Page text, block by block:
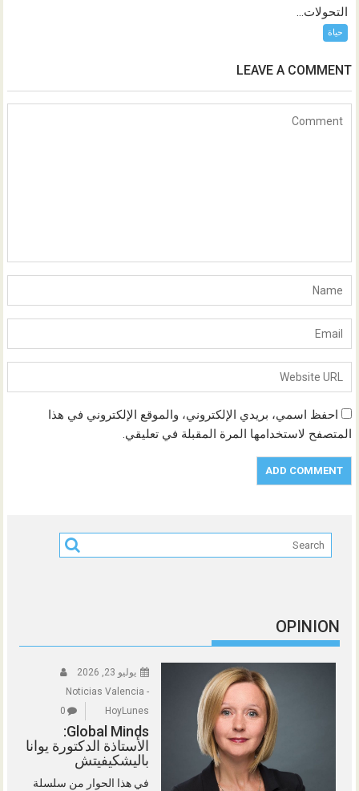
التحولات...
حياة
LEAVE A COMMENT
احفظ اسمي، بريدي الإلكتروني، والموقع الإلكتروني في هذا
المتصفح لاستخدامها المرة المقبلة في تعليقي.
OPINION
يوليو 23, 2026
Noticias Valencia -
HoyLunes
0
Global Minds:
الأستاذة الدكتورة يوانا
باليشكيفيتش
في هذا الحوار من سلسلة